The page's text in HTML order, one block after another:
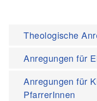
Theologische
Anregungen für
Anregungen für
PfarrerInnen